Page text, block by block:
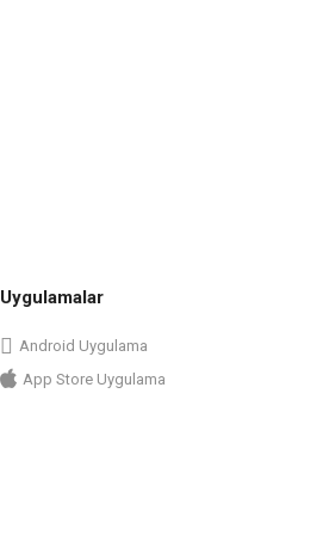
Uygulamalar
Android Uygulama
App Store Uygulama